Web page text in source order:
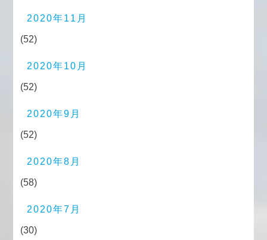
2020年11月
(52)
2020年10月
(52)
2020年9月
(52)
2020年8月
(58)
2020年7月
(30)